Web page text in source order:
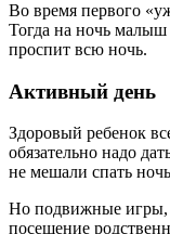
Во время первого
Тогда на ночь малыш
проспит всю ночь.
Активный день
Здоровый ребенок
обязательно надо
не мешали спать
Но подвижные игры,
посещение